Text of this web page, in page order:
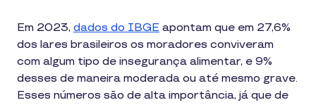
Em 2023, dados do IBGE apontam que em 27,6%
dos lares brasileiros os moradores conviveram
com algum tipo de insegurança alimentar, e 9%
desses de maneira moderada ou até mesmo grave.
Esses números são de alta importância, já que de